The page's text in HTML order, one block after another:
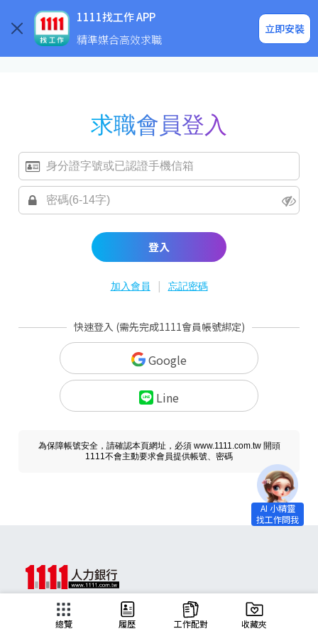
1111找工作 APP
精準媒合高效求職
立即安裝
企業求才
求職會員登入
登入
加入會員 | 忘記密碼
快速登入 (需先完成1111會員帳號綁定)
Google
Line
為保障帳號安全，請確認本頁網址，必須 www.1111.com.tw 開頭
1111不會主動要求會員提供帳號、密碼
總覽 履歷 工作配對 收藏夾